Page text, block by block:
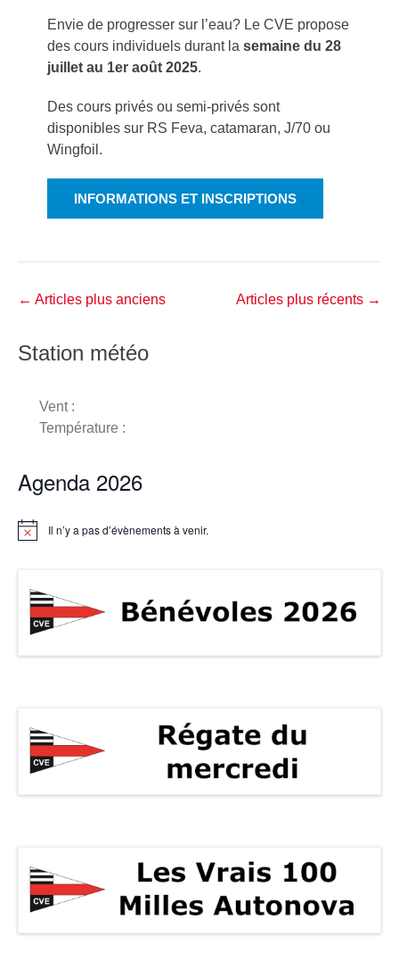
Envie de progresser sur l’eau? Le CVE propose
des cours individuels durant la semaine du 28
juillet au 1er août 2025.
Des cours privés ou semi-privés sont
disponibles sur RS Feva, catamaran, J/70 ou
Wingfoil.
INFORMATIONS ET INSCRIPTIONS
Navigation
articles
← Articles plus anciens Articles plus récents →
Station météo
Vent :
Température :
Agenda 2026
N
Il n’y a pas d’évènements à venir.